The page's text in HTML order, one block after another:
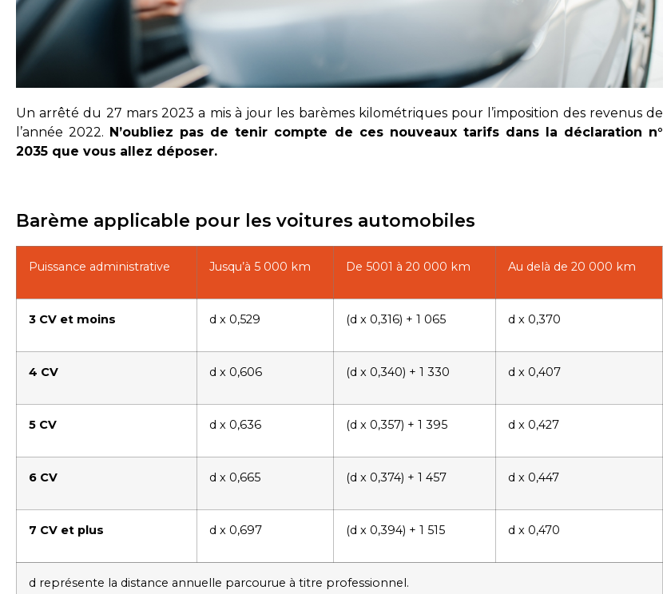
Un arrêté du 27 mars 2023 a mis à jour les barèmes kilométriques pour l’imposition des revenus de
l’année 2022. N’oubliez pas de tenir compte de ces nouveaux tarifs dans la déclaration n°
2035 que vous allez déposer.
Barème applicable pour les voitures automobiles
Puissance administrative Jusqu’à 5 000 km De 5001 à 20 000 km Au delà de 20 000 km
3 CV et moins d x 0,529 (d x 0,316) + 1 065 d x 0,370
4 CV d x 0,606 (d x 0,340) + 1 330 d x 0,407
5 CV d x 0,636 (d x 0,357) + 1 395 d x 0,427
6 CV d x 0,665 (d x 0,374) + 1 457 d x 0,447
7 CV et plus d x 0,697 (d x 0,394) + 1 515 d x 0,470
d représente la distance annuelle parcourue à titre professionnel.